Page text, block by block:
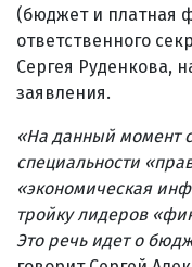
(бюджет и платная
ответственного
Сергея Руденкова,
заявления.
«На данный момент
специальности
«экономическая
тройку лидеров
Это речь идет о